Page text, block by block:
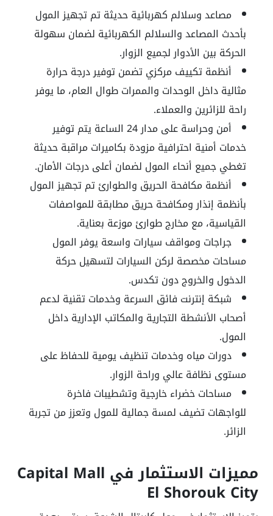
مصاعد وسلالم كهربائية حديثة تم تجهيز المول
بأحدث المصاعد والسلالم الكهربائية لضمان سهولة
الحركة بين الأدوار لجميع الزوار.
أنظمة تكييف مركزي تضمن توفير درجة حرارة
مثالية داخل الوحدات والممرات طوال العام، ما يوفر
راحة للزائرين والعملاء.
أمن وحراسة على مدار24
الساعة يتم توفير
خدمات أمنية احترافية مزودة بكاميرات مراقبة حديثة
تغطي جميع أنحاء المول لضمان أعلى درجات الأمان.
أنظمة مكافحة الحريق والطوارئ تم تجهيز المول
بأنظمة إنذار ومكافحة حريق مطابقة للمواصفات
القياسية، مع مخارج طوارئ موزعة بعناية.
جراجات ومواقف سيارات واسعة يوفر المول
مساحات مخصصة لركن السيارات لتسهيل حركة
الدخول والخروج دون تكدس.
شبكة إنترنت فائق السرعة وخدمات تقنية لدعم
أصحاب الأنشطة التجارية والمكاتب الإدارية داخل
المول.
دورات مياه وخدمات تنظيف يومية للحفاظ على
مستوى نظافة عالي وراحة الزوار.
مساحات خضراء خارجية وتشطيبات فاخرة
للواجهات تضيف لمسة جمالية للمول وتعزز من تجربة
الزائر.
مميزات الاستثمار في Capital Mall
El Shorouk City